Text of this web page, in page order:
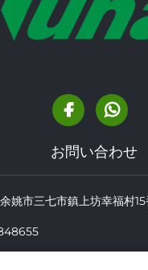
お問い合わせ
姚市三七市鎮上坊幸福村